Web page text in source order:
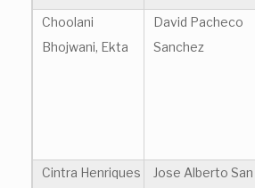
Choolani
Bhojwani, Ekta
David Pacheco
Sanchez
Cintra Henriques
Jose Alberto San